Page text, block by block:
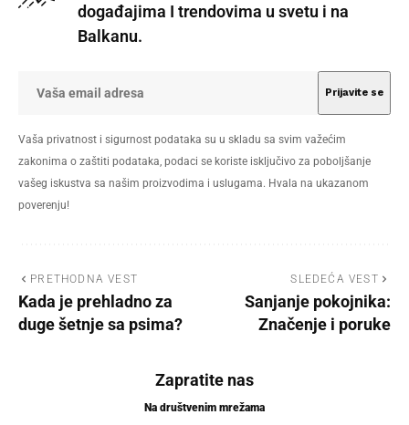
događajima I trendovima u svetu i na
Balkanu.
Vaša privatnost i sigurnost podataka su u skladu sa svim važećim
zakonima o zaštiti podataka, podaci se koriste isključivo za poboljšanje
vašeg iskustva sa našim proizvodima i uslugama. Hvala na ukazanom
poverenju!
PRETHODNA VEST
Kada je prehladno za
duge šetnje sa psima?
SLEDEĆA VEST
Sanjanje pokojnika:
Značenje i poruke
Zapratite nas
Na društvenim mrežama